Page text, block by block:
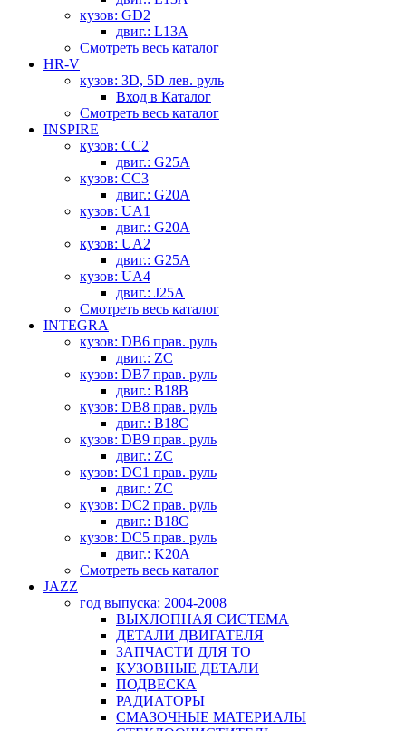
кузов: GD2
двиг.: L13A
Смотреть весь каталог
HR-V
кузов: 3D, 5D лев. руль
Вход в Каталог
Смотреть весь каталог
INSPIRE
кузов: CC2
двиг.: G25A
кузов: CC3
двиг.: G20A
кузов: UA1
двиг.: G20A
кузов: UA2
двиг.: G25A
кузов: UA4
двиг.: J25A
Смотреть весь каталог
INTEGRA
кузов: DB6 прав. руль
двиг.: ZC
кузов: DB7 прав. руль
двиг.: B18B
кузов: DB8 прав. руль
двиг.: B18C
кузов: DB9 прав. руль
двиг.: ZC
кузов: DC1 прав. руль
двиг.: ZC
кузов: DC2 прав. руль
двиг.: B18C
кузов: DC5 прав. руль
двиг.: K20A
Смотреть весь каталог
JAZZ
год выпуска: 2004-2008
ВЫХЛОПНАЯ СИСТЕМА
ДЕТАЛИ ДВИГАТЕЛЯ
ЗАПЧАСТИ ДЛЯ ТО
КУЗОВНЫЕ ДЕТАЛИ
ПОДВЕСКА
РАДИАТОРЫ
СМАЗОЧНЫЕ МАТЕРИАЛЫ